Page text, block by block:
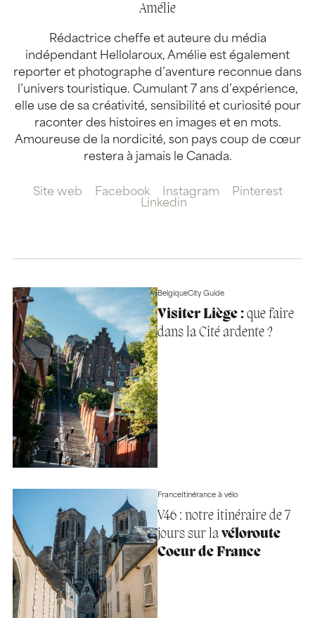
Amélie
Rédactrice cheffe et auteure du média
indépendant Hellolaroux, Amélie est également
reporter et photographe d’aventure reconnue dans
l’univers touristique. Cumulant 7 ans d’expérience,
elle use de sa créativité, sensibilité et curiosité pour
raconter des histoires en images et en mots.
Amoureuse de la nordicité, son pays coup de cœur
restera à jamais le Canada.
Site web Facebook Instagram
Pinterest
Linkedin
BelgiqueCity Guide
Visiter Liège :que faire
dans la Cité ardente ?
FranceItinérance à vélo
V46 : notre itinéraire de 7
jours sur lavéloroute
Coeur de France